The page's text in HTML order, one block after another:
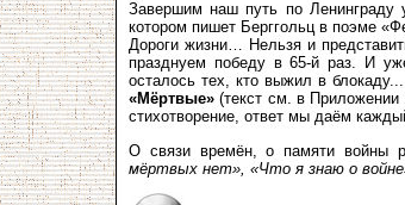
Завершим наш путь по
котором пишет Берггольц в поэме
Дороги жизни… Нельзя и
празднуем победу в 65-й раз. И
осталось тех, кто выжил в
«Мёртвые» (текст см. в
стихотворение, ответ мы даём
О связи времён, о памяти войны
мёртвых нет», «Что я знаю о